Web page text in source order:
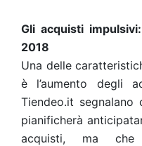
Gli acquisti
2018
Una delle
è l’aumento degli
Tiendeo.it
pianificherà
acquisti, ma